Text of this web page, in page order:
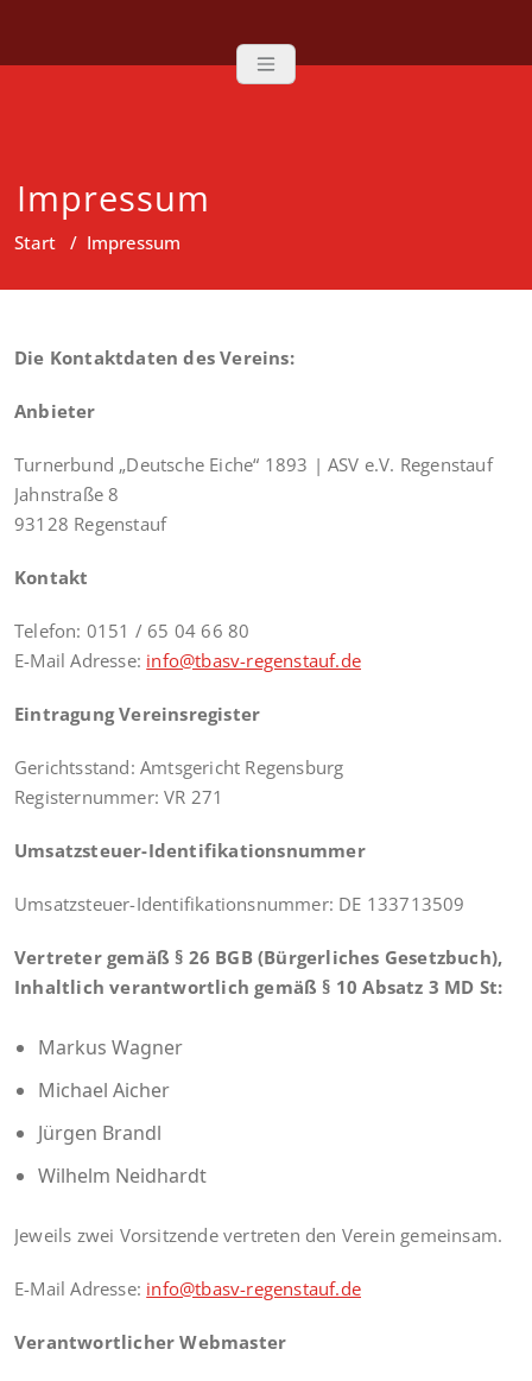
springen
TB | ASV
Impressum
Start / Impressum
Die Kontaktdaten des Vereins:
Anbieter
Turnerbund „Deutsche Eiche“ 1893 | ASV e.V. Regenstauf
Jahnstraße 8
93128 Regenstauf
Kontakt
Telefon: 0151 / 65 04 66 80
E-Mail Adresse: info@tbasv-regenstauf.de
Eintragung Vereinsregister
Gerichtsstand: Amtsgericht Regensburg
Registernummer: VR 271
Umsatzsteuer-Identifikationsnummer
Umsatzsteuer-Identifikationsnummer: DE 133713509
Vertreter gemäß § 26 BGB (Bürgerliches Gesetzbuch),
Inhaltlich verantwortlich gemäß § 10 Absatz 3 MD St:
Markus Wagner
Michael Aicher
Jürgen Brandl
Wilhelm Neidhardt
Jeweils zwei Vorsitzende vertreten den Verein gemeinsam.
E-Mail Adresse: info@tbasv-regenstauf.de
Verantwortlicher Webmaster